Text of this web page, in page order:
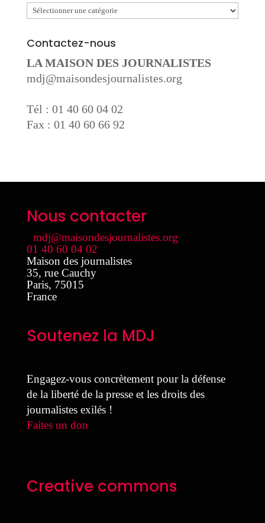
Catégories
Contactez-nous
LA MAISON DES JOURNALISTES
mdj@maisondesjournalistes.org
Tél : 01 40 60 04 02
Fax : 01 40 60 66 92
Nous contacter
mdj@maisondesjournalistes.org
01 40 60 04 02
Maison des journalistes
35, rue Cauchy
Paris, 75015
France
Soutenez la MDJ
Engagez-vous concrètement pour la défense
de la liberté de la presse et les droits des
journalistes exilés !
Faites un don
Creative commons